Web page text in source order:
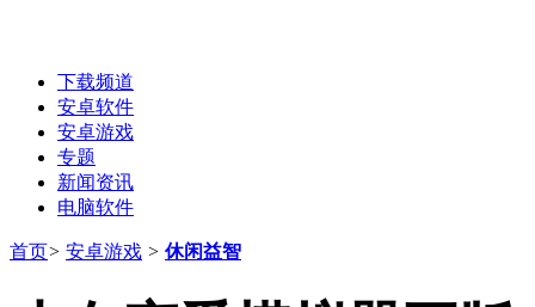
下载频道
安卓软件
安卓游戏
专题
新闻资讯
电脑软件
首页> 安卓游戏 > 休闲益智